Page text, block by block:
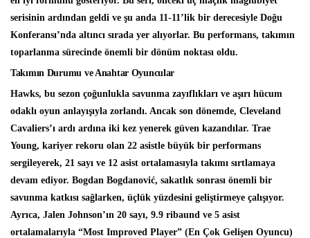
serisinin ardından geldi ve şu anda 11-11’lik bir derecesiyle Doğu
Konferansı’nda altıncı sırada yer alıyorlar. Bu performans, takımın
toparlanma sürecinde önemli bir dönüm noktası oldu.
Takımın Durumu ve Anahtar Oyuncular
Hawks, bu sezon çoğunlukla savunma zayıflıkları ve aşırı hücum
odaklı oyun anlayışıyla zorlandı. Ancak son dönemde, Cleveland
Cavaliers’ı ardı ardına iki kez yenerek güven kazandılar. Trae
Young, kariyer rekoru olan 22 asistle büyük bir performans
sergileyerek, 21 sayı ve 12 asist ortalamasıyla takımı sırtlamaya
devam ediyor. Bogdan Bogdanović, sakatlık sonrası önemli bir
savunma katkısı sağlarken, üçlük yüzdesini geliştirmeye çalışıyor.
Ayrıca, Jalen Johnson’ın 20 sayı, 9.9 ribaund ve 5 asist
ortalamalarıyla “Most Improved Player” (En Çok Gelişen Oyuncu)